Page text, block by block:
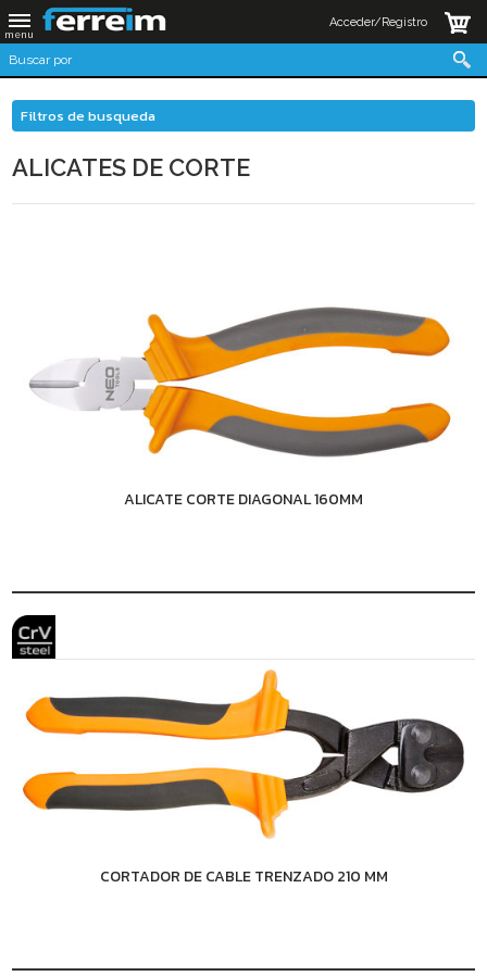
Acceder/Registro
Filtros de busqueda
ALICATES DE CORTE
ALICATE CORTE DIAGONAL 160MM
CORTADOR DE CABLE TRENZADO 210 MM